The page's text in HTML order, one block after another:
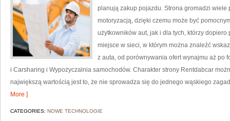
planują zakup pojazdu. Strona gromadzi wiele
motoryzacją, dzięki czemu może być
użytkowników aut, jak i dla tych, którzy
miejsce w sieci, w którym można znaleźć
z auta, od porównywania ofert wynajmu aż po
i Carsharing i Wypożyczalnia samochodów. Charakter strony Rentdabcar
największą wartością jest to, że nie sprowadza się do jednego wąskiego
More ]
CATEGORIES: NOWE TECHNOLOGIE